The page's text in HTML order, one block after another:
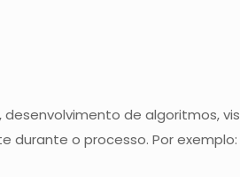
de algoritmos,
o processo. Por exemplo: